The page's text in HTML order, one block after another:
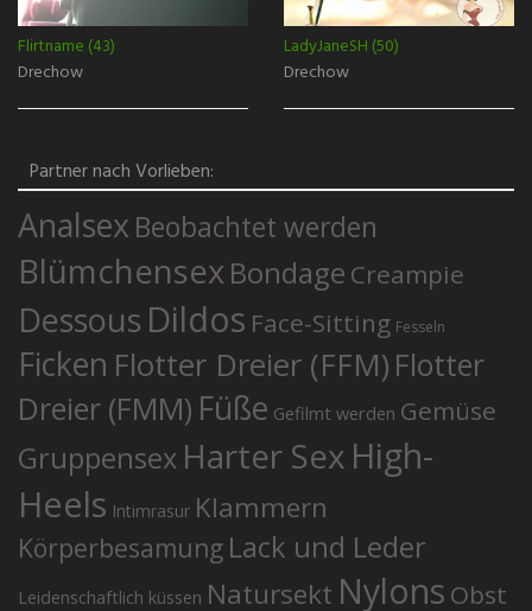
Flirtname (43)
Drechow
LadyJaneSH (50)
Drechow
Partner nach Vorlieben:
Analsex Beobachtet werden
BlümchensexBondage Creampie
Dessous Dildos Face-Sitting Fesseln
Ficken Flotter Dreier (FFM) Flotter
Dreier (FMM) Füße Gefilmt werden Gemüse
Gruppensex Harter Sex High-
Heels Intimrasur Klammern
Körperbesamung Lack und Leder
Leidenschaftlich küssen Natursekt Nylons Obst